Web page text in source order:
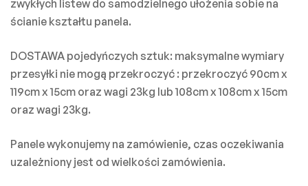
zwykłych listew do samodzielnego ułożenia sobie na
ścianie kształtu panela.
DOSTAWA pojedyńczych sztuk: maksymalne wymiary
przesyłki nie mogą przekroczyć : przekroczyć 90cm x
119cm x 15cm oraz wagi 23kg lub 108cm x 108cm x 15cm
oraz wagi 23kg.
Panele wykonujemy na zamówienie, czas oczekiwania
uzależniony jest od wielkości zamówienia.